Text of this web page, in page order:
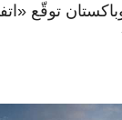
توقّع